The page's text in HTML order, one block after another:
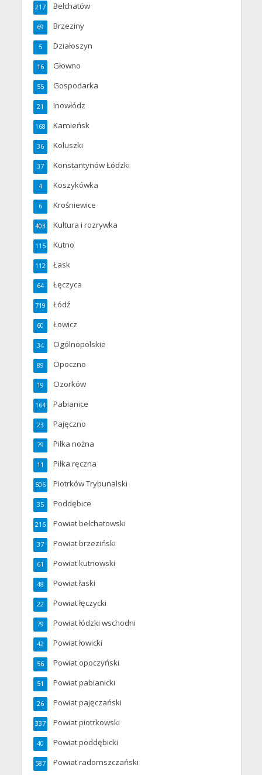
Bełchatów
217
Brzeziny
69
Działoszyn
5
Głowno
16
Gospodarka
55
Inowłódz
21
Kamieńsk
168
Koluszki
36
Konstantynów Łódzki
37
Koszykówka
4
Krośniewice
6
Kultura i rozrywka
403
Kutno
115
Łask
112
Łęczyca
64
Łódź
719
Łowicz
60
Ogólnopolskie
34
Opoczno
89
Ozorków
19
Pabianice
164
Pajęczno
23
Piłka nożna
79
Piłka ręczna
11
Piotrków Trybunalski
506
Poddębice
35
Powiat bełchatowski
216
Powiat brzeziński
37
Powiat kutnowski
61
Powiat łaski
48
Powiat łęczycki
22
Powiat łódzki wschodni
79
Powiat łowicki
42
Powiat opoczyński
56
Powiat pabianicki
51
Powiat pajęczański
26
Powiat piotrkowski
337
Powiat poddębicki
40
Powiat radomszczański
587